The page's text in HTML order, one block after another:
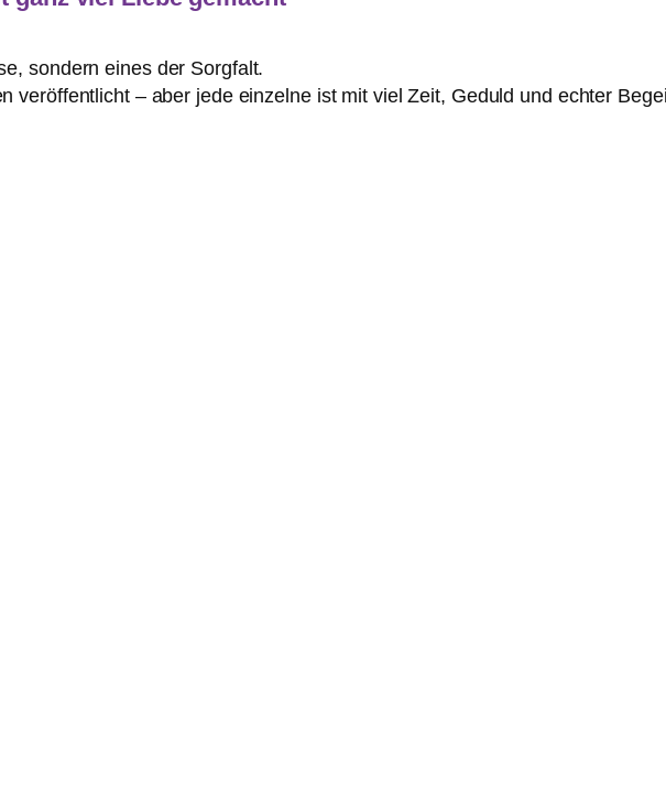
sondern eines der Sorgfalt.
veröffentlicht – aber jede einzelne ist mit viel Zeit, Geduld und echter